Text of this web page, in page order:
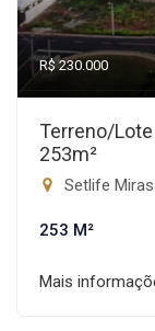
R$ 230.000
Terreno/
253m²
Setlife
253 M²
Mais